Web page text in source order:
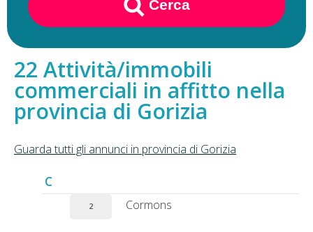
Cerca
Attività/immobili
commerciali in affitto nella
provincia di Gorizia
Guarda tutti gli annunci in provincia di Gorizia
C
2 Cormons